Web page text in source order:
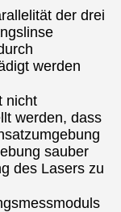
der drei
werden
nicht
werden, dass
sauber
des Lasers zu